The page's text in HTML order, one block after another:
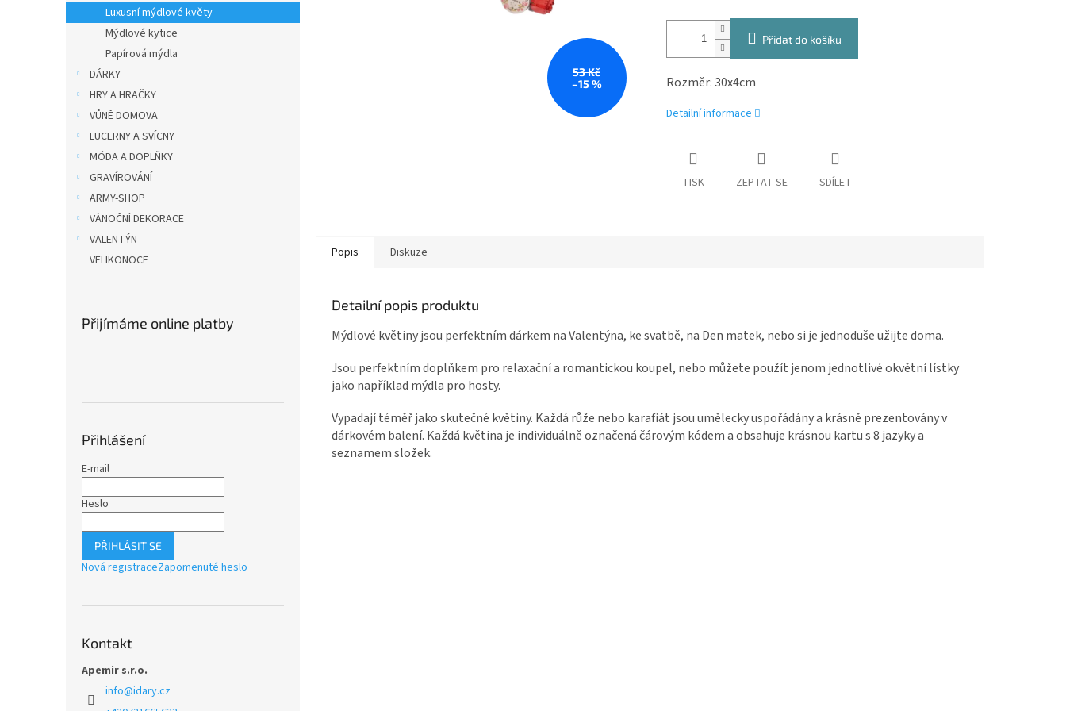
n
e
Luxusní mýdlové květy
Mýdlové kytice
Papírová mýdla
DÁRKY
HRY A HRAČKY
VŮNĚ DOMOVA
LUCERNY A SVÍCNY
MÓDA A DOPLŇKY
GRAVÍROVÁNÍ
ARMY-SHOP
VÁNOČNÍ DEKORACE
VALENTÝN
VELIKONOCE
Přijímáme online platby
Přihlášení
E-mail
Heslo
PŘIHLÁSIT SE
Nová registraceZapomenuté heslo
Kontakt
Apemir s.r.o.
info@idary.cz
53 Kč
–15 %
Přidat do košíku
Rozměr: 30x4cm
Detailní informace
TISK ZEPTAT SE SDÍLET
Popis Diskuze
Detailní popis produktu
Mýdlové květiny jsou perfektním dárkem na Valentýna, ke svatbě, na Den matek, nebo si je jednoduše užijte doma.
Jsou perfektním doplňkem pro relaxační a romantickou koupel, nebo můžete použít jenom jednotlivé okvětní lístky
jako například mýdla pro hosty.
Vypadají téměř jako skutečné květiny. Každá růže nebo karafiát jsou umělecky uspořádány a krásně prezentovány v
dárkovém balení. Každá květina je individuálně označená čárovým kódem a obsahuje krásnou kartu s 8 jazyky a
seznamem složek.